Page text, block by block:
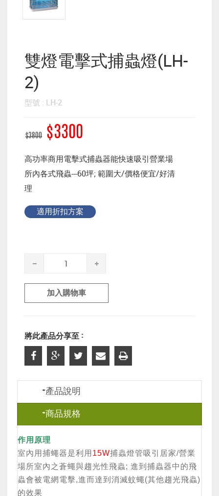
雙燈電擊式捕蟲燈(LH-
2)
型號 : LH-2
$3800 $3300
高功率商用電擊式捕蟲器能快速吸引營業場
所內各式飛蟲---60坪; 範圍大/價格便宜/好清
理
適用折扣方案
加入購物車
將此產品分享至 :
+產品說明
+商品規格
作用原理
室內用捕蠅器是利用 15W捕蟲燈管吸引居家/營業
場所室內之蒼蠅與趨光性飛蟲; 進到捕蟲器中的飛
蟲會被電網電擊,進而達到消滅蚊蠅(其他趨光飛蟲)
的效果